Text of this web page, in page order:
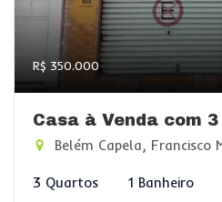
R$ 350.000
Casa à Venda com
Belém Capela, Francisco
3 Quartos 1 Banheiro